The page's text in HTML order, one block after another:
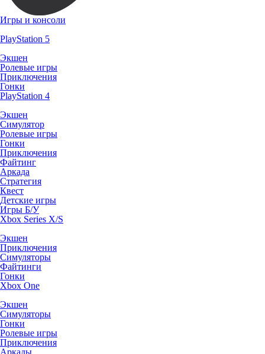
Игры и консоли
PlayStation 5
Экшен
Ролевые игры
Приключения
Гонки
PlayStation 4
Экшен
Симулятор
Ролевые игры
Гонки
Приключения
Файтинг
Аркада
Стратегия
Квест
Детские игры
Игры Б/У
Xbox Series X/S
Экшен
Приключения
Симуляторы
Файтинги
Гонки
Xbox One
Экшен
Симуляторы
Гонки
Ролевые игры
Приключения
Аркады